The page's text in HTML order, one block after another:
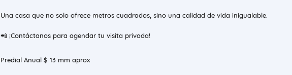
Una casa que no solo ofrece metros cuadrados, sino una calidad de vida inigualable.
📲 ¡Contáctanos para agendar tu visita privada!
Predial Anual $ 13 mm aprox